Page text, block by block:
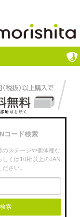
コード検索
のステージや個体種な
しくは10桁以上のJAN
さい。
検索